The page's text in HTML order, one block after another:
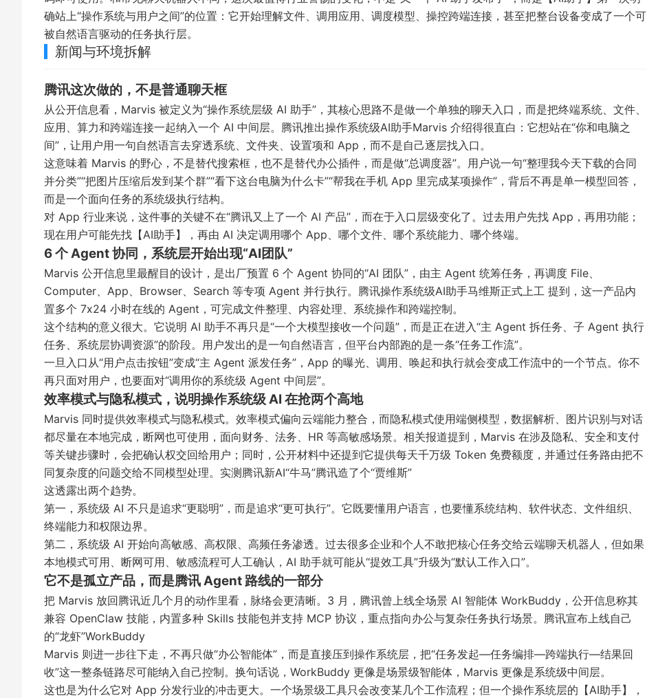
确站上“操作系统与用户之间”的位置：它开始理解文件、调用应用、调度模型、操控跨端连接，甚至把整台设备变成了一个可
被自然语言驱动的任务执行层。
新闻与环境拆解
腾讯这次做的，不是普通聊天框
从公开信息看，Marvis 被定义为“操作系统层级 AI 助手”，其核心思路不是做一个单独的聊天入口，而是把终端系统、文件、
应用、算力和跨端连接一起纳入一个 AI 中间层。 腾讯推出操作系统级AI助手Marvis 介绍得很直白：它想站在“你和电脑之
间”，让用户用一句自然语言去穿透系统、文件夹、设置项和 App，而不是自己逐层找入口。
这意味着 Marvis 的野心，不是替代搜索框，也不是替代办公插件，而是做“总调度器”。用户说一句“整理我今天下载的合同
并分类”“把图片压缩后发到某个群”“看下这台电脑为什么卡”“帮我在手机 App 里完成某项操作”，背后不再是单一模型回答，
而是一个面向任务的系统级执行结构。
对 App 行业来说，这件事的关键不在“腾讯又上了一个 AI 产品”，而在于入口层级变化了。过去用户先找 App，再用功能；
现在用户可能先找【AI助手】，再由 AI 决定调用哪个 App、哪个文件、哪个系统能力、哪个终端。
6 个 Agent 协同，系统层开始出现“AI团队”
Marvis 公开信息里最醒目的设计，是出厂预置 6 个 Agent 协同的“AI 团队”，由主 Agent 统筹任务，再调度 File、
Computer、App、Browser、Search 等专项 Agent 并行执行。 腾讯操作系统级AI助手马维斯正式上工 提到，这一产品内
置多个 7x24 小时在线的 Agent，可完成文件整理、内容处理、系统操作和跨端控制。
这个结构的意义很大。它说明 AI 助手不再只是“一个大模型接收一个问题”，而是正在进入“主 Agent 拆任务、子 Agent 执行
任务、系统层协调资源”的阶段。用户发出的是一句自然语言，但平台内部跑的是一条“任务工作流”。
一旦入口从“用户点击按钮”变成“主 Agent 派发任务”，App 的曝光、调用、唤起和执行就会变成工作流中的一个节点。你不
再只面对用户，也要面对“调用你的系统级 Agent 中间层”。
效率模式与隐私模式，说明操作系统级 AI 在抢两个高地
Marvis 同时提供效率模式与隐私模式。效率模式偏向云端能力整合，而隐私模式使用端侧模型，数据解析、图片识别与对话
都尽量在本地完成，断网也可使用，面向财务、法务、HR 等高敏感场景。相关报道提到，Marvis 在涉及隐私、安全和支付
等关键步骤时，会把确认权交回给用户；同时，公开材料中还提到它提供每天千万级 Token 免费额度，并通过任务路由把不
同复杂度的问题交给不同模型处理。 实测腾讯新AI“牛马”腾讯造了个“贾维斯”
这透露出两个趋势。
第一，系统级 AI 不只是追求“更聪明”，而是追求“更可执行”。它既要懂用户语言，也要懂系统结构、软件状态、文件组织、
终端能力和权限边界。
第二，系统级 AI 开始向高敏感、高权限、高频任务渗透。过去很多企业和个人不敢把核心任务交给云端聊天机器人，但如果
本地模式可用、断网可用、敏感流程可人工确认，AI 助手就可能从“提效工具”升级为“默认工作入口”。
它不是孤立产品，而是腾讯 Agent 路线的一部分
把 Marvis 放回腾讯近几个月的动作里看，脉络会更清晰。3 月，腾讯曾上线全场景 AI 智能体 WorkBuddy，公开信息称其
兼容 OpenClaw 技能，内置多种 Skills 技能包并支持 MCP 协议，重点指向办公与复杂任务执行场景。 腾讯宣布上线自己
的“龙虾”WorkBuddy
Marvis 则进一步往下走，不再只做“办公智能体”，而是直接压到操作系统层，把“任务发起—任务编排—跨端执行—结果回
收”这一整条链路尽可能纳入自己控制。换句话说，WorkBuddy 更像是场景级智能体，Marvis 更像是系统级中间层。
这也是为什么它对 App 分发行业的冲击更大。一个场景级工具只会改变某几个工作流程；但一个操作系统层的【AI助手】，